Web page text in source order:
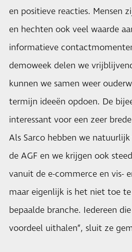
en positieve reacties. Mensen
en hechten ook veel waarde
informatieve
demoweek delen we
kunnen we samen weer
termijn ideeën opdoen. De
interessant voor een zeer
Als Sarco hebben we
de AGF en we krijgen ook
vanuit de e-commerce en vis-
maar eigenlijk is het niet toe
bepaalde branche. Iedereen
voordeel uithalen”, sluit ze